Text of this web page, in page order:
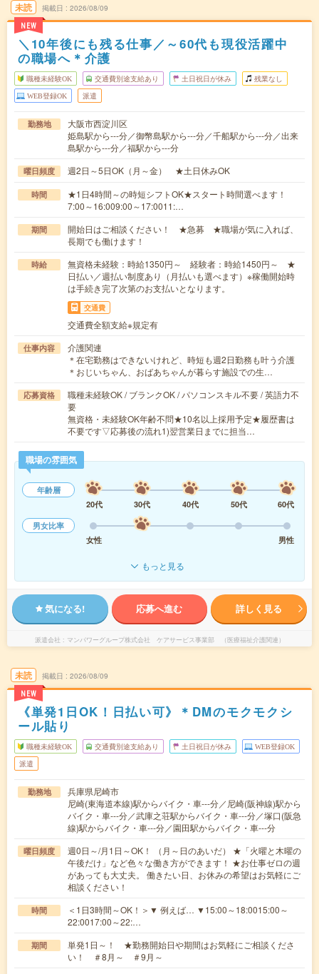
未読
NEW
掲載日 2026/08/09
＼10年後にも残る仕事／～60代も現役活躍中
の職場へ＊介護
職種未経験OK 交通費別途支給あり 土日祝日が休み 残業なし
WEB登録OK 派遣
勤務地
大阪市西淀川区
姫島駅から---分／御幣島駅から---分／千船駅から---分／出来
島駅から---分／福駅から---分
曜日頻度 週2日～5日OK（月～金） ★土日休みOK
時間
★1日4時間～の時短シフトOK★スタート時間選べます！
7:00～16:009:00～17:0011:…
期間
開始日はご相談ください！ ★急募 ★職場が気に入れば、
長期でも働けます！
時給
無資格未経験：時給1350円～ 経験者：時給1450円～ ★
日払い／週払い制度あり（月払いも選べます）※稼働開始時
は手続き完了次第のお支払いとなります。
交通費
交通費全額支給※規定有
仕事内容
介護関連
＊在宅勤務はできないけれど、時短も週2日勤務も叶う介護
＊おじいちゃん、おばあちゃんが暮らす施設での生…
応募資格
職種未経験OK / ブランクOK / パソコンスキル不要 / 英語力不
要
無資格・未経験OK年齢不問★10名以上採用予定★履歴書は
不要です▽応募後の流れ1)翌営業日までに担当…
職場の雰囲気
年齢層
20代
30代 40代 50代
60代
男女比率
女性
男性
もっと見る
気になる! 応募へ進む 詳しく見る
派遣会社 マンパワーグループ株式会社 ケアサービス事業部 （医療福祉介護関連）
未読
NEW
掲載日 2026/08/09
《単発1日OK！日払い可》＊DMのモクモクシ
ール貼り
職種未経験OK 交通費別途支給あり 土日祝日が休み WEB登録OK
派遣
勤務地
兵庫県尼崎市
尼崎(東海道本線)駅からバイク・車---分／尼崎(阪神線)駅から
バイク・車---分／武庫之荘駅からバイク・車---分／塚口(阪急
線)駅からバイク・車---分／園田駅からバイク・車---分
曜日頻度
週0日～/月1日～OK！ （月～日のあいだ） ★「火曜と木曜の
午後だけ」など色々な働き方ができます！ ★お仕事ゼロの週
があっても大丈夫。 働きたい日、お休みの希望はお気軽にご
相談ください！
時間
＜1日3時間～OK！＞▼ 例えば… ▼15:00～18:0015:00～
22:0017:00～22:…
期間
単発1日～！ ★勤務開始日や期間はお気軽にご相談くださ
い！ ＃8月～ ＃9月～